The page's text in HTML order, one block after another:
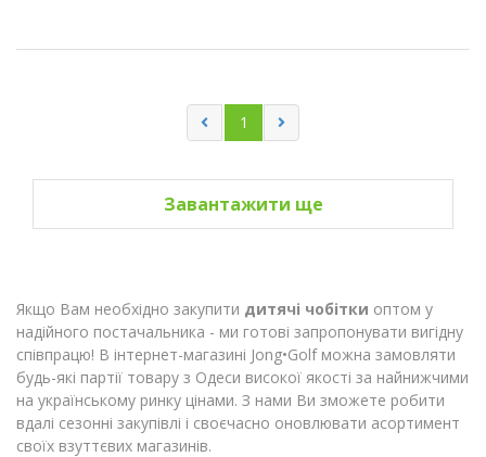
1
Завантажити ще
Якщо Вам необхідно закупити дитячі чобітки оптом у
надійного постачальника - ми готові запропонувати вигідну
співпрацю! В інтернет-магазині Jong•Golf можна замовляти
будь-які партії товару з Одеси високої якості за найнижчими
на українському ринку цінами. З нами Ви зможете робити
вдалі сезонні закупівлі і своєчасно оновлювати асортимент
своїх взуттєвих магазинів.